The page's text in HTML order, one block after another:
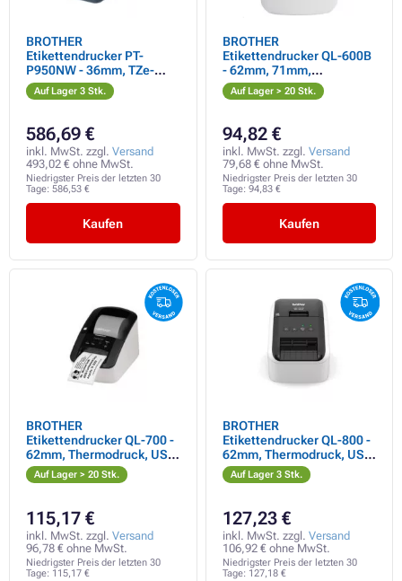
BROTHER
Etikettendrucker PT-
P950NW - 36mm, TZe-
Bänder, WIFI,
Professioneller PC-
Auf Lager 3 Stk.
586,69 €
inkl. MwSt. zzgl. Versand
493,02 € ohne MwSt.
Niedrigster Preis der letzten 30
Tage: 586,53 €
Kaufen
BROTHER
Etikettendrucker QL-600B
- 62mm, 71mm,
Thermodruck, USB, SOHO
Etikettendrucker
Auf Lager > 20 Stk.
94,82 €
inkl. MwSt. zzgl. Versand
79,68 € ohne MwSt.
Niedrigster Preis der letzten 30
Tage: 94,83 €
Kaufen
BROTHER
Etikettendrucker QL-700 -
62mm, Thermodruck, USB,
Professioneller
Etikettendrucker
Auf Lager > 20 Stk.
115,17 €
inkl. MwSt. zzgl. Versand
96,78 € ohne MwSt.
Niedrigster Preis der letzten 30
Tage: 115,17 €
BROTHER
Etikettendrucker QL-800 -
62mm, Thermodruck, USB,
Profi. Etikettendrucker /
nach Kauf DK-22251
Auf Lager 3 Stk.
127,23 €
inkl. MwSt. zzgl. Versand
106,92 € ohne MwSt.
Niedrigster Preis der letzten 30
Tage: 127,18 €